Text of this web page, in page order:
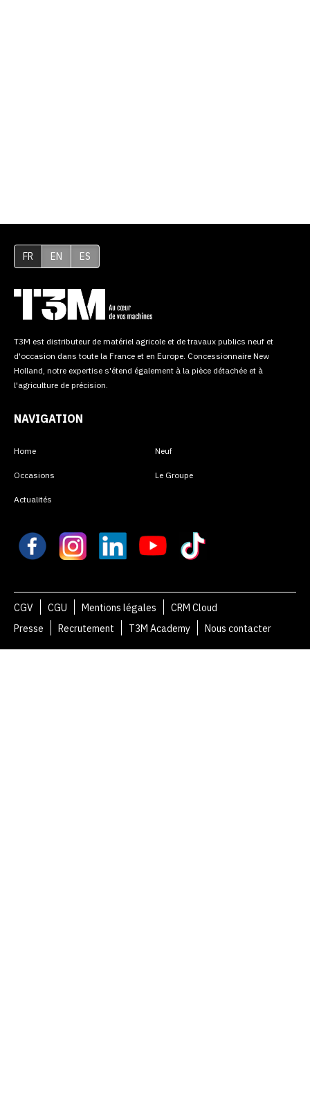
FR EN ES
T3M est distributeur de matériel agricole et de travaux publics neuf et
d'occasion dans toute la France et en Europe. Concessionnaire New
Holland, notre expertise s'étend également à la pièce détachée et à
l'agriculture de précision.
NAVIGATION
Home Neuf
Occasions Le Groupe
Actualités
CGV CGU Mentions légales
CRM Cloud
Presse
Recrutement T3M Academy Nous contacter